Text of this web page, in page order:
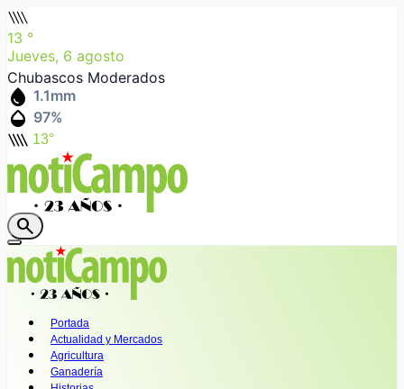
rainy_heavy
13 °
Jueves, 6 agosto
Chubascos Moderados
water_drop 1.1mm
humidity_mid 97%
rainy_heavy 13°
search
Portada
Actualidad y Mercados
Agricultura
Ganadería